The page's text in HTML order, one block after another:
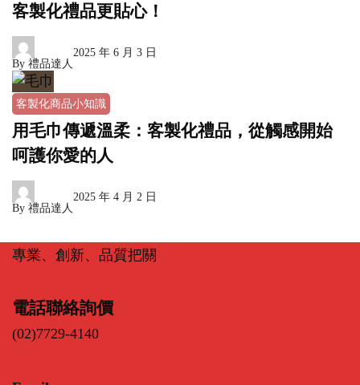
客製化禮品更貼心！
By 禮品達人
2025 年 6 月 3 日
客製化商品小知識
用毛巾傳遞溫柔：客製化禮品，從觸感開始
呵護你愛的人
By 禮品達人
2025 年 4 月 2 日
專業、創新、品質把關
電話聯絡詢價
(02)7729-4140